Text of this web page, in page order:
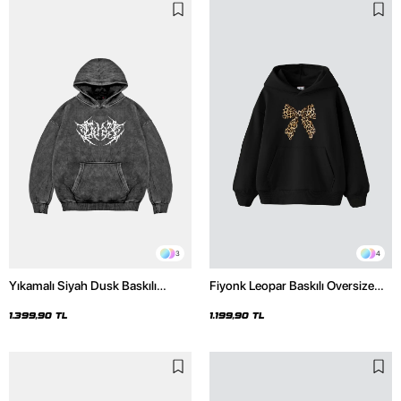
3
Yıkamalı Siyah Dusk Baskılı
1.399,90 TL
4
Fiyonk Leopar Baskılı Oversize
1.199,90 TL